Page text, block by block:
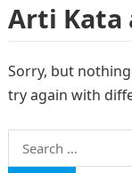
Arti Kata
Sorry, but
try again with
Search
for: